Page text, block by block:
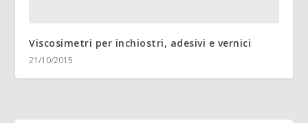
Viscosimetri per inchiostri, adesivi e vernici
21/10/2015